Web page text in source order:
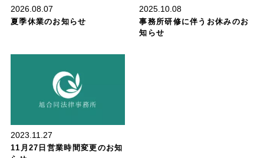
2026.08.07
夏季休業のお知らせ
2025.10.08
事務所研修に伴うお休みのお
知らせ
2023.11.27
11月27日営業時間変更のお知